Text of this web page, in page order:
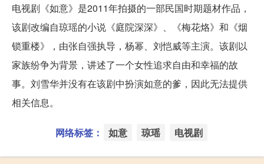
电视剧《如意》是2011年拍摄的一部民国时期题材作品，
该剧改编自琼瑶的小说《庭院深深》、《梅花烙》和《烟
锁重楼》，由张自强执导，杨幂、刘恺威等主演。该剧以
家族纷争为背景，讲述了一个女性追求自由和幸福的故
事。刘雪华并没有在该剧中扮演如意的爹，因此无法提供
相关信息。
网络标签： 如意 琼瑶 电视剧